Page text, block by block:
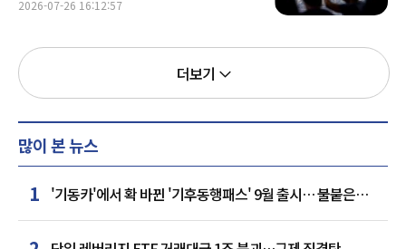
2026-07-26 16:12:57
더보기
많이 본 뉴스
1 '기동카'에서 확 바뀐 '기후동행패스' 9월 출시… 불붙은
카드사 경쟁